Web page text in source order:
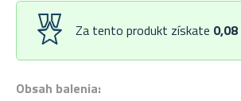
Obsah balenia:
Za tento produkt získate 0,08